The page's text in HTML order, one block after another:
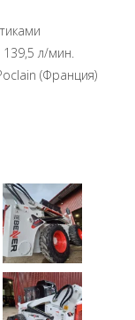
л/мин.
(Франция)